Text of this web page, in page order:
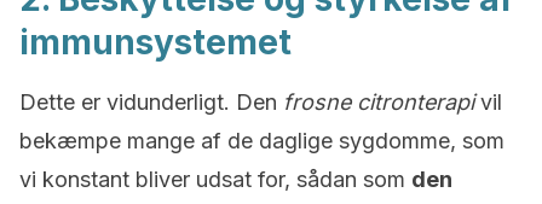
immunsystemet
Dette er vidunderligt. Den frosne citronterapivil
bekæmpe mange af de daglige sygdomme, som
vi konstant bliver udsat for, sådan som den